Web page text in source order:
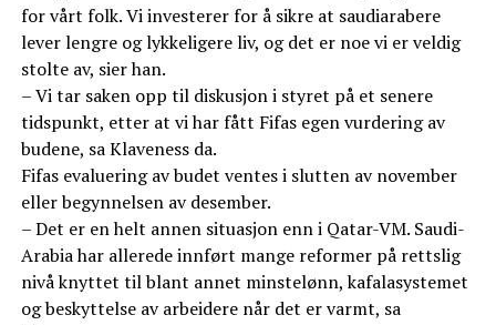
for vårt folk. Vi investerer for å sikre at saudiarabere
lever lengre og lykkeligere liv, og det er noe vi er veldig
stolte av, sier han.
– Vi tar saken opp til diskusjon i styret på et senere
tidspunkt, etter at vi har fått Fifas egen vurdering av
budene, sa Klaveness da.
Fifas evaluering av budet ventes i slutten av november
eller begynnelsen av desember.
– Det er en helt annen situasjon enn i Qatar-VM. Saudi-
Arabia har allerede innført mange reformer på rettslig
nivå knyttet til blant annet minstelønn, kafalasystemet
og beskyttelse av arbeidere når det er varmt, sa